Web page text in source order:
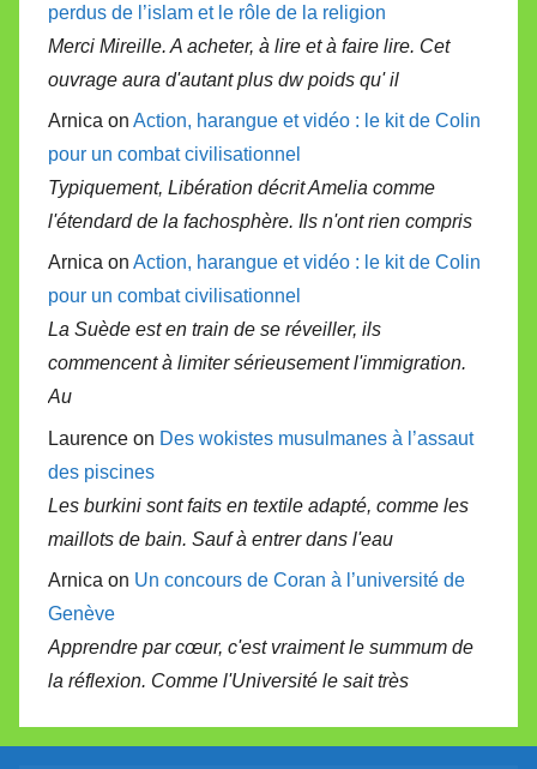
perdus de l’islam et le rôle de la religion
Merci Mireille. A acheter, à lire et à faire lire. Cet
ouvrage aura d'autant plus dw poids qu' il
Arnica on Action, harangue et vidéo : le kit de Colin
pour un combat civilisationnel
Typiquement, Libération décrit Amelia comme
l'étendard de la fachosphère. Ils n'ont rien compris
Arnica on Action, harangue et vidéo : le kit de Colin
pour un combat civilisationnel
La Suède est en train de se réveiller, ils
commencent à limiter sérieusement l'immigration.
Au
Laurence on Des wokistes musulmanes à l’assaut
des piscines
Les burkini sont faits en textile adapté, comme les
maillots de bain. Sauf à entrer dans l'eau
Arnica on Un concours de Coran à l’université de
Genève
Apprendre par cœur, c'est vraiment le summum de
la réflexion. Comme l'Université le sait très